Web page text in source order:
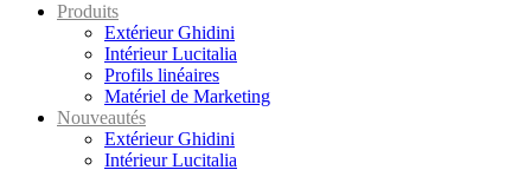
Produits
Extérieur Ghidini
Intérieur Lucitalia
Profils linéaires
Matériel de Marketing
Nouveautés
Extérieur Ghidini
Intérieur Lucitalia